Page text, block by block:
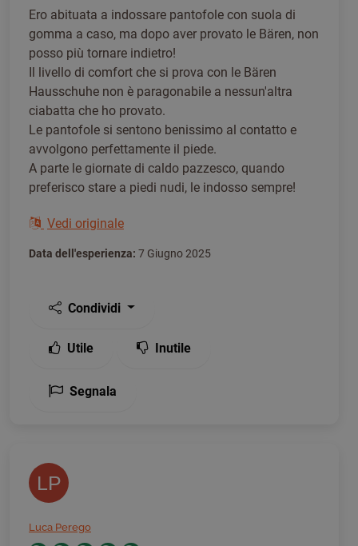
Ero abituata a indossare pantofole con suola di
gomma a caso, ma dopo aver provato le Bären, non
posso più tornare indietro!
Il livello di comfort che si prova con le Bären
Hausschuhe non è paragonabile a nessun'altra
ciabatta che ho provato.
Le pantofole si sentono benissimo al contatto e
avvolgono perfettamente il piede.
A parte le giornate di caldo pazzesco, quando
preferisco stare a piedi nudi, le indosso sempre!
Vedi originale
Data dell'esperienza: 7 Giugno 2025
Condividi
Utile Inutile
Segnala
LP
Luca Perego